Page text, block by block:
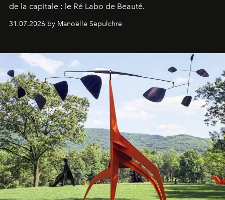
de la capitale : le Ré Labo de Beauté.
31.07.2026 by Manoëlle Sepulchre